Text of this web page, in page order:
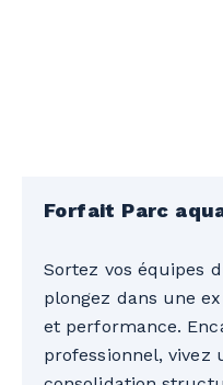
Forfait Parc
Sortez vos équipes
plongez dans une
et performance.
professionnel, vivez